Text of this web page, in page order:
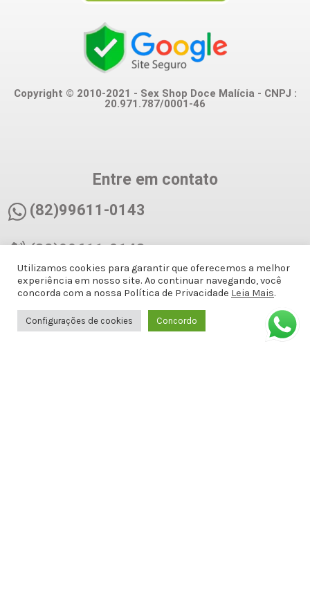
Copyright © 2010-2021 - Sex Shop Doce Malícia - CNPJ :
20.971.787/0001-46
Entre em contato
(82)99611-0143
(82)99611-0143
docemalicianet@gmail.com
Avenida Doutor Antônio Gomes de
Utilizamos cookies para garantir que oferecemos a melhor
experiência em nosso site. Ao continuar navegando, você
concorda com a nossa Política de Privacidade Leia Mais.
Configurações de cookies Concordo